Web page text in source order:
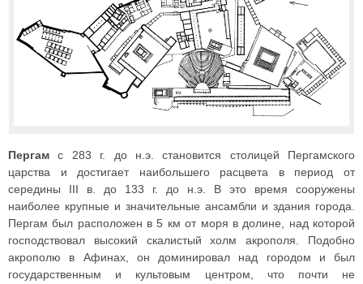
Пергам с 283 г. до н.э. становится столицей Пергамского
царства и достигает наибольшего расцвета в период от
середины III в. до 133 г. до н.э. В это время сооружены
наиболее крупные и значительные ансамбли и здания города.
Пергам был расположен в 5 км от моря в долине, над которой
господствовал высокий скалистый холм акрополя. Подобно
акрополю в Афинах, он доминировал над городом и был
государственным и культовым центром, что почти не